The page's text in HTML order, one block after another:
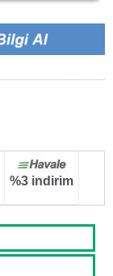
%3 indirim